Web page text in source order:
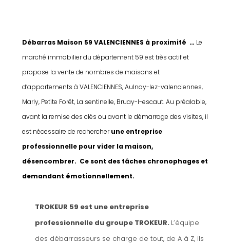
Débarras Maison 59 VALENCIENNES à proximité … Le
marché immobilier du département 59 est très actif et
propose la vente de nombres de maisons et
d’appartements à VALENCIENNES, Aulnay-lez-valenciennes,
Marly, Petite Forêt, La sentinelle, Bruay-l-escaut. Au préalable,
avant la remise des clés ou avant le démarrage des visites, il
est nécessaire de rechercherune entreprise
professionnelle pour vider la maison,
désencombrer. Ce sont des tâches chronophages et
demandant émotionnellement.
TROKEUR 59 est une entreprise
professionnelle du groupe TROKEUR. L’équipe
des débarrasseurs se charge de tout, de A à Z, ils